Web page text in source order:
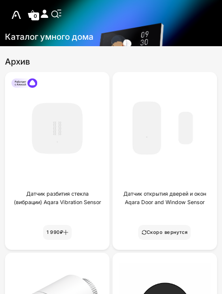
0
Каталог умного дома
Архив
Датчик разбития стекла
(вибрации) Aqara Vibration Sensor
1 990₽
Датчик открытия дверей и окон
Aqara Door and Window Sensor
Скоро вернутся